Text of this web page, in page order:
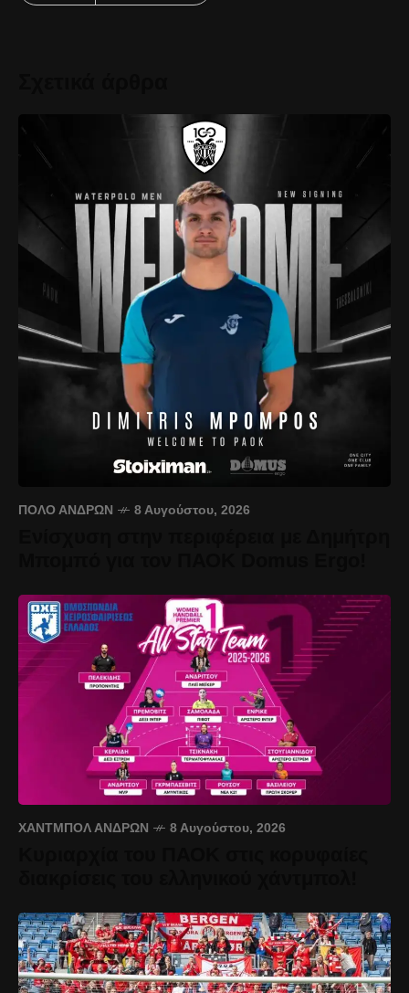
ΠΌΛΟ ΑΝΔΡΏΝ 8 Αυγούστου, 2026
ΧΆΝΤΜΠΟΛ ΑΝΔΡΏΝ 8 Αυγούστου, 2026